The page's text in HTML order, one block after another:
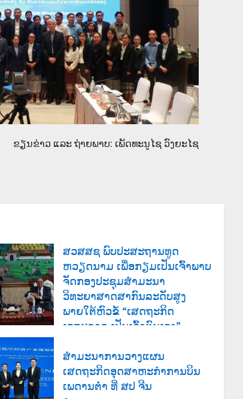
ຂຽນຂ່າວ ແລະ ຖ່າຍພາບ: ເພັດທະນູໄຊ ວົງຍະໄຊ
ສວສສຊ ພົບປະສະຖານທູດ
ຫວຽດນາມ ເພື່ອກຽມເປັນເຈົ້າພາບ
ຈັດກອງປະຊຸມສຳມະນາ
ວິທະຍາສາດສາກົນລະດັບສູງ
ພາຍໃຕ້ຫົວຂໍ້ “ເສດຖະກິດ
ເອກະລາດ ເປັນເຈົ້າຕົນເອງ”
ສຳມະນາການວາງແຜນ
ເສດຖະກິດອຸດສາຫະກຳການບິນ
ເພດານຕ່ຳ ທີ່ ສປ ຈີນ